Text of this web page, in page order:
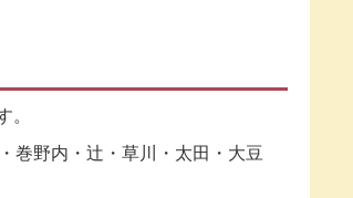
巻野内・辻・草川・太田・大豆